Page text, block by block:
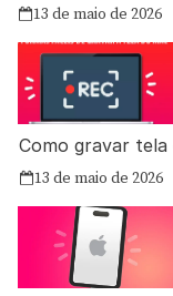
13 de maio de 2026
Como gravar tela
13 de maio de 2026